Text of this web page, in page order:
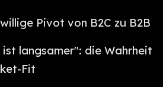
Pivot von B2C zu B2B
ist langsamer": die Wahrheit
Fit